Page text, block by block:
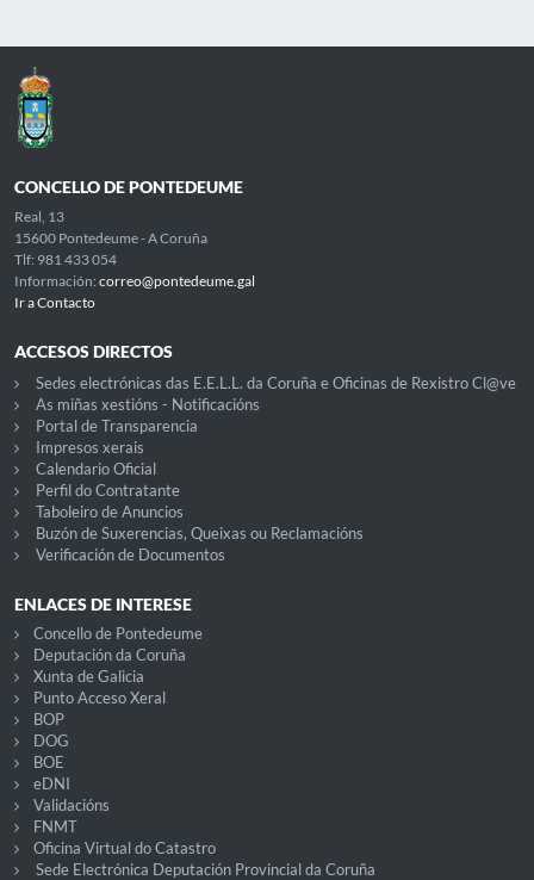
CONCELLO DE PONTEDEUME
Real, 13
15600 Pontedeume - A Coruña
Tlf: 981 433 054
Información: correo@pontedeume.gal
Ir a Contacto
ACCESOS DIRECTOS
Sedes electrónicas das E.E.L.L. da Coruña e Oficinas de Rexistro Cl@ve
As miñas xestións - Notificacións
Portal de Transparencia
Impresos xerais
Calendario Oficial
Perfil do Contratante
Taboleiro de Anuncios
Buzón de Suxerencias, Queixas ou Reclamacións
Verificación de Documentos
ENLACES DE INTERESE
Concello de Pontedeume
Deputación da Coruña
Xunta de Galicia
Punto Acceso Xeral
BOP
DOG
BOE
eDNI
Validacións
FNMT
Oficina Virtual do Catastro
Sede Electrónica Deputación Provincial da Coruña